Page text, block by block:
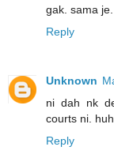
gak. sama je.
Reply
Unknown
ni dah nk
courts ni.
Reply